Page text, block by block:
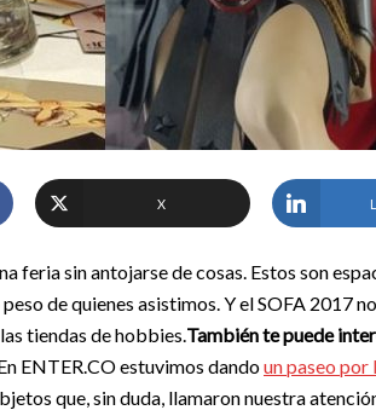
X
feria sin antojarse de cosas. Estos son
de quienes asistimos. Y el SOFA 2017
tiendas de hobbies.También te puede
ENTER.CO estuvimos dandoun paseo por
que, sin duda, llamaron nuestra